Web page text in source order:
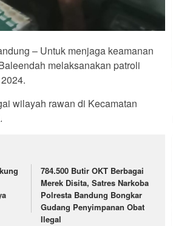
– Untuk menjaga keamanan
melaksanakan patroli
wilayah rawan di Kecamatan
784.500 Butir OKT Berbagai
Merek Disita, Satres Narkoba
Polresta Bandung Bongkar
Gudang Penyimpanan Obat
Ilegal